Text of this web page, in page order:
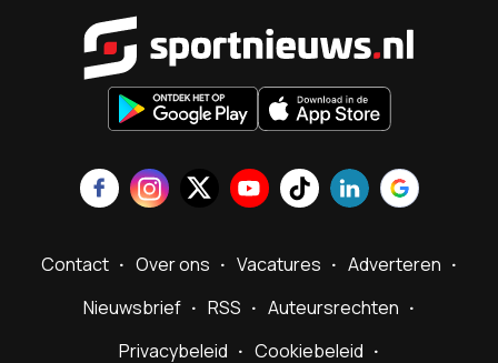
Contact Over ons Vacatures
Adverteren
Nieuwsbrief
RSS
Auteursrechten
Privacybeleid
Cookiebeleid